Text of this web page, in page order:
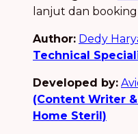
lanjut dan
Author: Dedy
Technical
Developed by:
(Content Writer
Home Steril)